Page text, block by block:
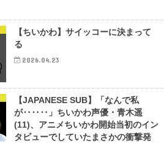
【ちいかわ】サイッコーに決まって
る
2026.04.23
【JAPANESE SUB】「なんで私
が‥‥‥」ちいかわ声優・青木遥
(11)、アニメちいかわ開始当初のイン
タビューでしていたまさかの衝撃発